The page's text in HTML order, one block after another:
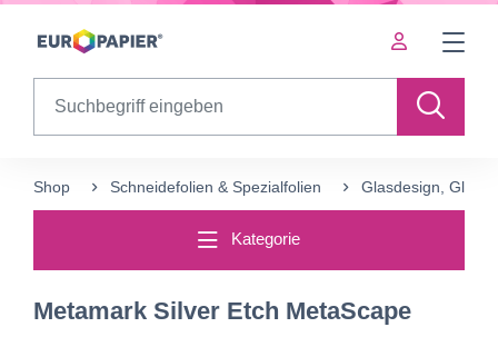
Table Of Content
Ergänzende Produkte
Shop Schneidefolien &‍ Spezialfolien Glasdesign,
Kategorie
Metamark Silver Etch MetaScape